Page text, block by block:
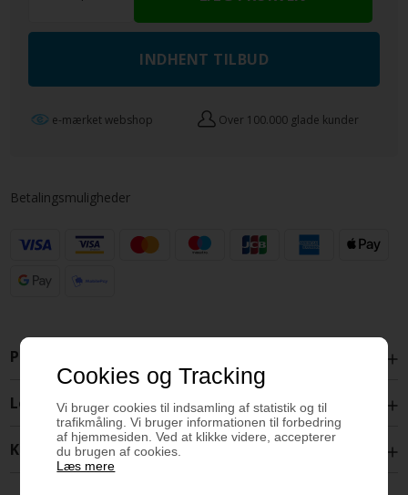
Cookies og Tracking
Vi bruger cookies til indsamling af statistik og til
trafikmåling. Vi bruger informationen til forbedring
af hjemmesiden. Ved at klikke videre, accepterer
du brugen af cookies.
Læs mere
INDHENT TILBUD
e-mærket webshop Over 100.000 glade kunder
Betalingsmuligheder
Produktbeskrivelse
Levering
Kontakt